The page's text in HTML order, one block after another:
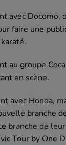
avec Docomo,
faire une
au groupe
en scène.
avec Honda,
branche
branche de
Tour by One